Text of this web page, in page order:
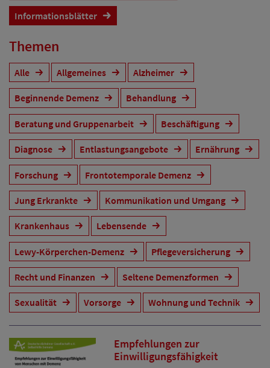
Informationsblätter
Themen
Alle Allgemeines Alzheimer
Beginnende Demenz Behandlung
Beratung und Gruppenarbeit Beschäftigung
Diagnose Entlastungsangebote Ernährung
Forschung Frontotemporale Demenz
Jung Erkrankte Kommunikation und Umgang
Krankenhaus Lebensende
Lewy-Körperchen-Demenz Pflegeversicherung
Recht und Finanzen Seltene Demenzformen
Sexualität Vorsorge Wohnung und Technik
Empfehlungen zur
Einwilligungsfähigkeit